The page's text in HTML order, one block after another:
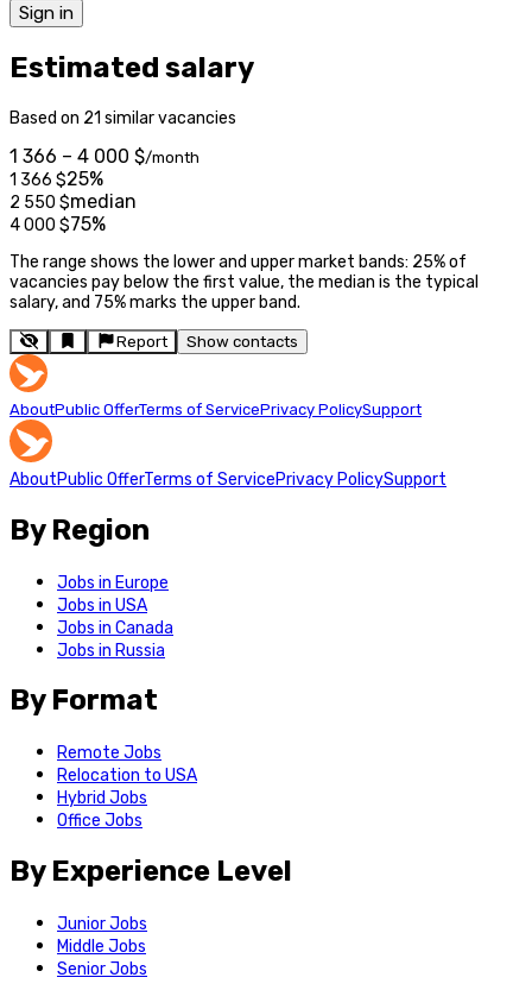
Sign in
Estimated salary
Based on 21 similar vacancies
1 366 – 4 000 $/month
1 366 $25%
2 550 $median
4 000 $75%
The range shows the lower and upper market bands: 25% of
vacancies pay below the first value, the median is the typical
salary, and 75% marks the upper band.
Report Show contacts
AboutPublic OfferTerms of ServicePrivacy PolicySupport
AboutPublic OfferTerms of ServicePrivacy PolicySupport
By Region
Jobs in Europe
Jobs in USA
Jobs in Canada
Jobs in Russia
By Format
Remote Jobs
Relocation to USA
Hybrid Jobs
Office Jobs
By Experience Level
Junior Jobs
Middle Jobs
Senior Jobs